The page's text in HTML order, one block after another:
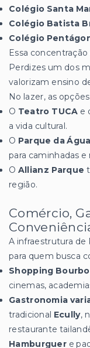
Colégio Santa
Colégio Batista
Colégio
Essa
Perdizes um dos
valorizam ensino
No lazer, as
O Teatro TUCA e
a vida cultural.
O Parque da
para caminhadas
O Allianz Parque
região.
Comércio,
A infraestrutura de
para quem busca
Shopping
cinemas,
Gastronomia
tradicional Ecully,
restaurante
Hamburguer e